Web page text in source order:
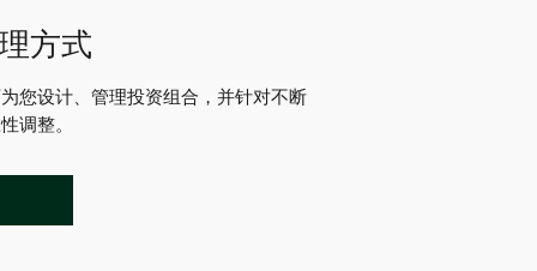
方式
您设计、管理投资组合，并针对不断
调整。
”表单会打开一个新选项卡。